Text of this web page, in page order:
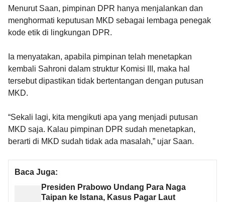
Menurut Saan, pimpinan DPR hanya menjalankan dan
menghormati keputusan MKD sebagai lembaga penegak
kode etik di lingkungan DPR.
Ia menyatakan, apabila pimpinan telah menetapkan
kembali Sahroni dalam struktur Komisi III, maka hal
tersebut dipastikan tidak bertentangan dengan putusan
MKD.
“Sekali lagi, kita mengikuti apa yang menjadi putusan
MKD saja. Kalau pimpinan DPR sudah menetapkan,
berarti di MKD sudah tidak ada masalah,” ujar Saan.
Baca Juga:
Presiden Prabowo Undang Para Naga
Taipan ke Istana, Kasus Pagar Laut